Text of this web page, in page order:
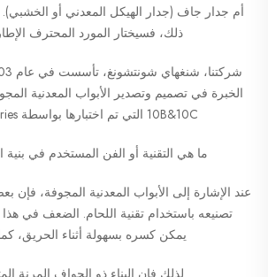
أم جدار جاف (جدار الهيكل المعدني أو
ذلك، فسيختار المورد المحترف
10B&10C التي تم اختبارها بواسطة Underwriters Laboratories؛
ما هي التقنية أو الفن المستخدم في
عند الإشارة إلى الأبواب المعدنية المجوفة، فإن
تصنيعه باستخدام تقنية اللحام. الضعف في هذا
يمكن كسره بسهولة أثناء الحريق، كما
لذلك فإن البناء ذو الحواف المرنة